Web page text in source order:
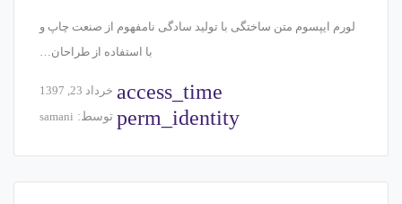
لورم ایپسوم متن ساختگی با تولید سادگی نامفهوم از صنعت چاپ و
با استفاده از طراحان…
access_time خرداد 23, 1397
perm_identity توسط: samani